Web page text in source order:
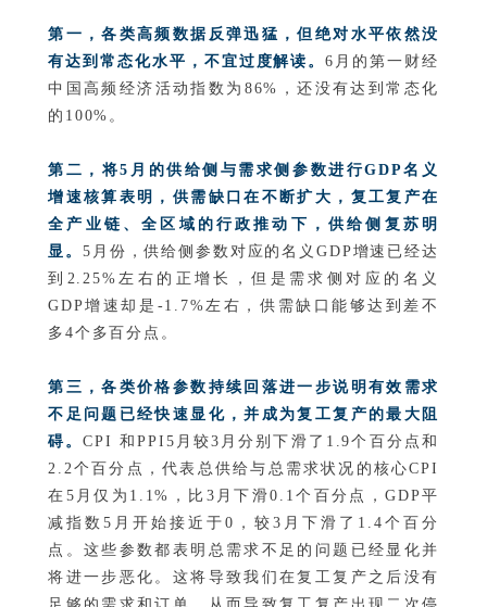
第一，各类高频数据反弹迅猛，但绝对水平依然没
有达到常态化水平，不宜过度解读。6月的第一财经
中国高频经济活动指数为86%，还没有达到常态化
的100%。
第二，将5月的供给侧与需求侧参数进行GDP名义
增速核算表明，供需缺口在不断扩大，复工复产在
全产业链、全区域的行政推动下，供给侧复苏明
显。 5月份，供给侧参数对应的名义GDP增速已经达
到2.25%左右的正增长，但是需求侧对应的名义
GDP增速却是-1.7%左右，供需缺口能够达到差不
多4个多百分点。
第三，各类价格参数持续回落进一步说明有效需求
不足问题已经快速显化，并成为复工复产的最大阻
碍。CPI 和PPI5月较3月分别下滑了1.9个百分点和
2.2个百分点，代表总供给与总需求状况的核心CPI
在5月仅为1.1%，比3月下滑0.1个百分点，GDP平
减指数5月开始接近于0，较3月下滑了1.4个百分
点。这些参数都表明总需求不足的问题已经显化并
将进一步恶化。这将导致我们在复工复产之后没有